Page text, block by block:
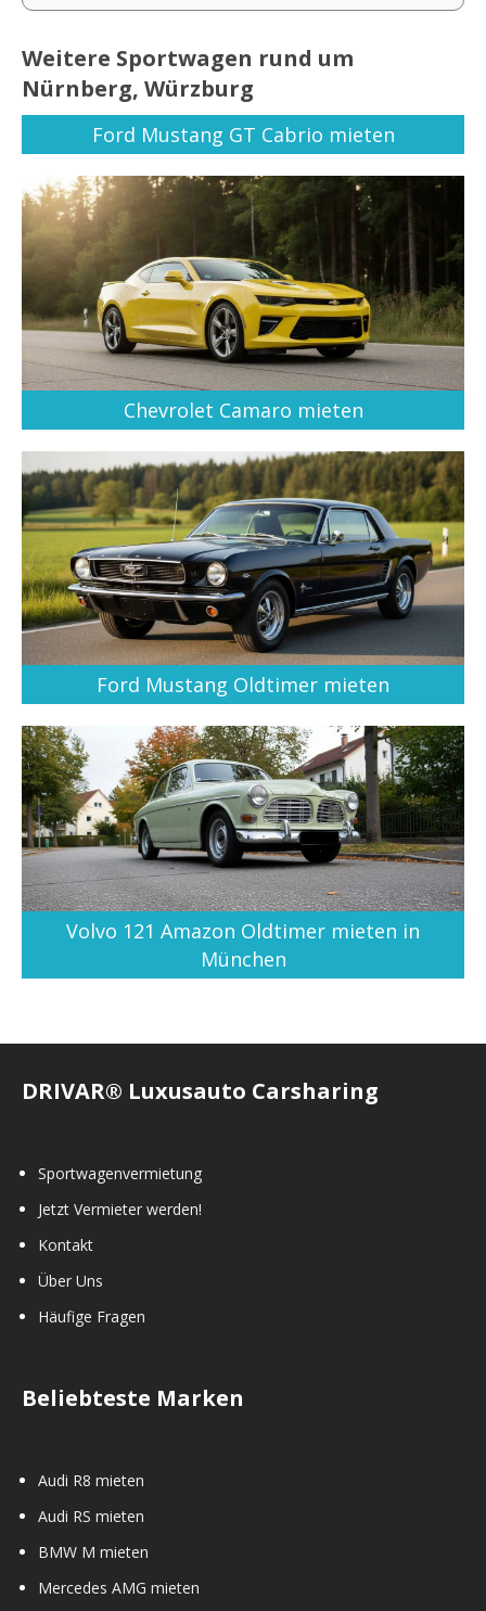
Weitere Sportwagen rund um
Nürnberg, Würzburg
Ford Mustang GT Cabrio mieten
Chevrolet Camaro mieten
Ford Mustang Oldtimer mieten
Volvo 121 Amazon Oldtimer mieten in
München
DRIVAR® Luxusauto Carsharing
Sportwagenvermietung
Jetzt Vermieter werden!
Kontakt
Über Uns
Häufige Fragen
Beliebteste Marken
Audi R8 mieten
Audi RS mieten
BMW M mieten
Mercedes AMG mieten